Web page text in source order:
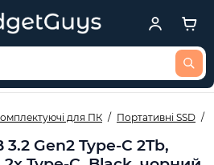
для ПК Портативні SSD
Gen2 Type-C 2Tb,